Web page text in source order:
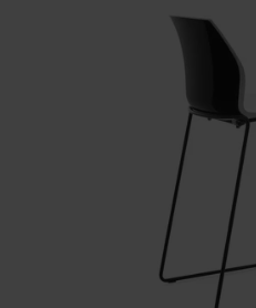
diversifié de chaises de
communauté. Le confort en
la mission de l’entreprise, le
de l’activité de production.
d’une analyse approfondie en
entre l’espace et la forme, le
des couleurs. Offrir une
une image de grand prestige
est constante dans
important, cela est devenu